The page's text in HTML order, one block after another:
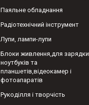
Паяльне обладнання
Радіотехнічний інструмент
Лупи, лампи-лупи
Блоки живлення,для зарядки
ноутбуків та
планшетів,відеокамер і
фотоапаратів
Рукоділля і творчість